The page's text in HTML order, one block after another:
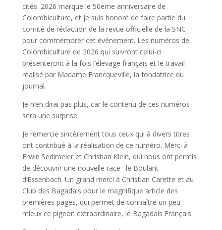
cités. 2026 marque le 50ème anniversaire de
Colombiculture, et je suis honoré de faire partie du
comité de rédaction de la revue officielle de la SNC
pour commémorer cet événement. Les numéros de
Colombiculture de 2026 qui suivront celui-ci
présenteront à la fois l’élevage français et le travail
réalisé par Madame Francqueville, la fondatrice du
journal.
Je n’en dirai pas plus, car le contenu de ces numéros
sera une surprise.
Je remercie sincèrement tous ceux qui à divers titres
ont contribué à la réalisation de ce numéro. Merci à
Erwin Sedlmeier et Christian Klein, qui nous ont permis
de découvrir une nouvelle race : le Boulant
d’Essenbach. Un grand merci à Christian Carette et au
Club des Bagadais pour le magnifique article des
premières pages, qui permet de connaître un peu
mieux ce pigeon extraordinaire, le Bagadais Français.